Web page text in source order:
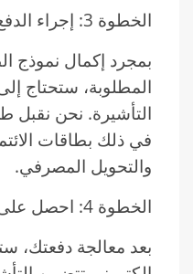
الخطوة 3: إجراء الدفع
بمجرد إكمال نموذج
المطلوبة، ستحتاج
التأشيرة. نحن نقبل
والتحويل المصرفي.
الخطوة 4: احصل على التأشيرة الخاصة بك
بعد معالجة دفعتك،